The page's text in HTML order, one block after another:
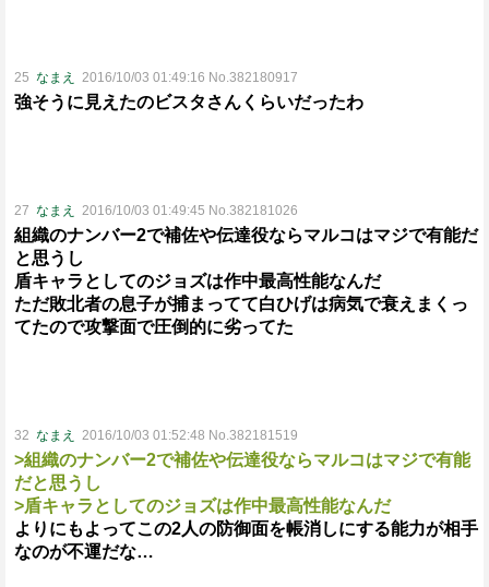
25 なまえ 2016/10/03 01:49:16 No.382180917
強そうに見えたのビスタさんくらいだったわ
27 なまえ 2016/10/03 01:49:45 No.382181026
組織のナンバー2で補佐や伝達役ならマルコはマジで有能だ
と思うし
盾キャラとしてのジョズは作中最高性能なんだ
ただ敗北者の息子が捕まってて白ひげは病気で衰えまくっ
てたので攻撃面で圧倒的に劣ってた
32 なまえ 2016/10/03 01:52:48 No.382181519
>組織のナンバー2で補佐や伝達役ならマルコはマジで有能
だと思うし
>盾キャラとしてのジョズは作中最高性能なんだ
よりにもよってこの2人の防御面を帳消しにする能力が相手
なのが不運だな…